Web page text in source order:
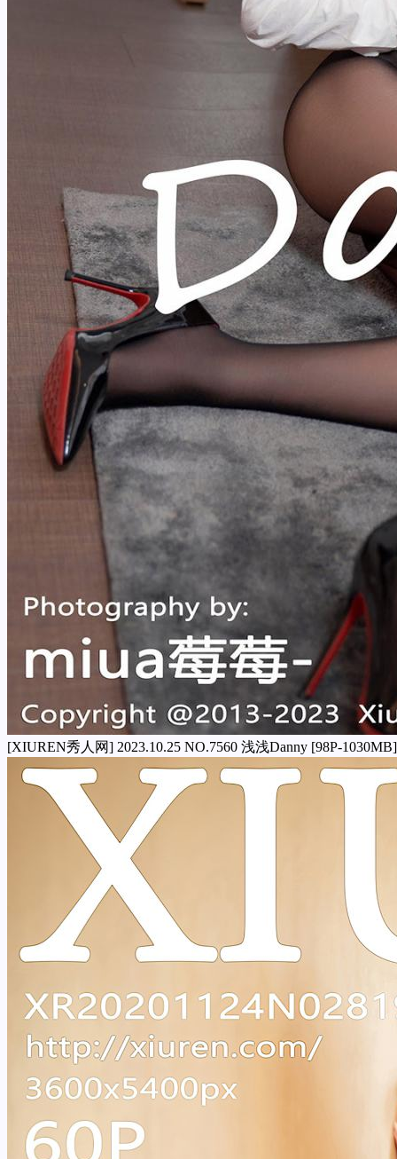
[XIUREN秀人网] 2023.10.25 NO.7560 浅浅Danny [98P-1030MB]